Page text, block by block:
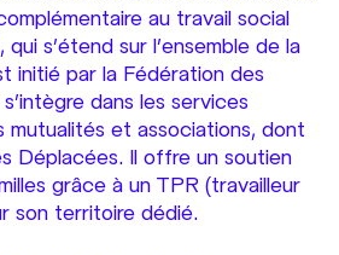
au travail social
s’étend sur l’ensemble de la
initié par la Fédération des
dans les services
mutualités et associations, dont
Déplacées. Il offre un soutien
grâce à un TPR (travailleur
son territoire dédié.